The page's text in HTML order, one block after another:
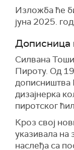
Изложба ће
јуна 2025.
Дописница
Силвана
Пироту. Од
дописништва
дизајнерка
пиротског
Кроз свој
указивала на
наслеђа са